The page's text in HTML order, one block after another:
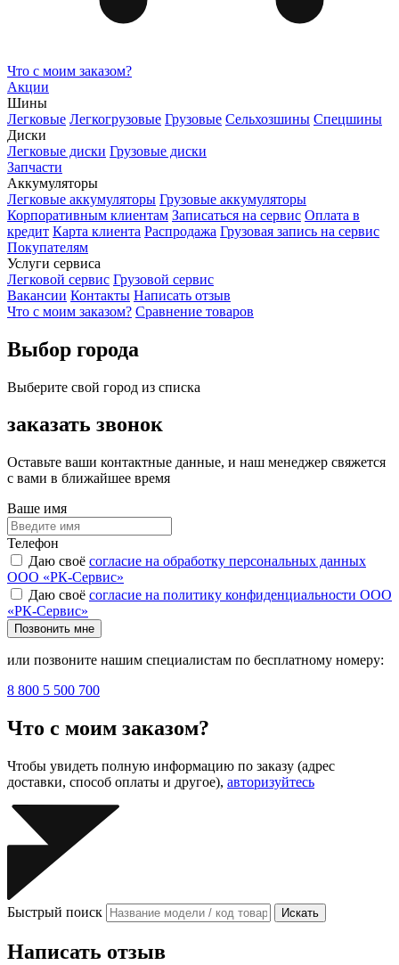
Что с моим заказом?
Акции
Шины
Легковые Легкогрузовые Грузовые Сельхозшины Спецшины
Диски
Легковые диски Грузовые диски
Запчасти
Аккумуляторы
Легковые аккумуляторы Грузовые аккумуляторы
Корпоративным клиентам Записаться на сервис Оплата в
кредит Карта клиента Распродажа Грузовая запись на сервис
Покупателям
Услуги сервиса
Легковой сервис Грузовой сервис
Вакансии Контакты Написать отзыв
Что с моим заказом? Сравнение товаров
Выбор города
Выберите свой город из списка
заказать звонок
Оставьте ваши контактные данные, и наш менеджер свяжется
с вами в ближайшее время
Ваше имя
Телефон
Даю своё согласие на обработку персональных данных
ООО «РК-Сервис»
Даю своё согласие на политику конфиденциальности ООО
«РК-Сервис»
Позвонить мне
или позвоните нашим специалистам по бесплатному номеру:
8 800 5 500 700
Что с моим заказом?
Чтобы увидеть полную информацию по заказу (адрес
доставки, способ оплаты и другое), авторизуйтесь
Быстрый поиск Искать
Написать отзыв